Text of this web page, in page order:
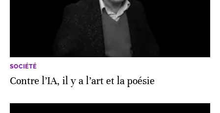
SOCIÉTÉ
Contre l’IA, il y a l’art et la poésie